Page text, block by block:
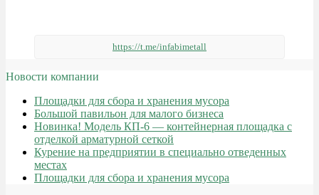
https://t.me/infabimetall
Новости компании
Площадки для сбора и хранения мусора
Большой павильон для малого бизнеса
Новинка! Модель КП-6 — контейнерная площадка с
отделкой арматурной сеткой
Курение на предприятии в специально отведенных
местах
Площадки для сбора и хранения мусора